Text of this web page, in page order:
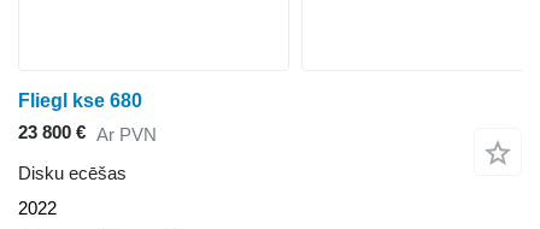
Fliegl kse 680
23 800 € Ar PVN
Disku ecēšas
2022